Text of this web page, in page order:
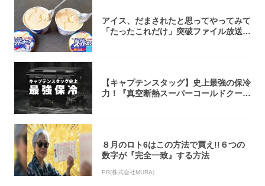
アイス、だまされたと思ってやってみて
「たったこれだけ」突破ファイル放送で
【キャプテンスタッグ】史上最強の保冷
力！『真空断熱スーパーコールドクーラ
８月のロト6はこの方法で買え!!６つの
数字が『完全一致』する方法
PR(株式会社MURA)